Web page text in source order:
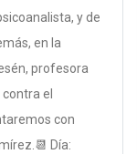
y de
en la
profesora
el
con
Día: